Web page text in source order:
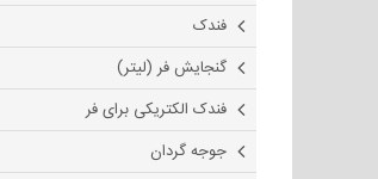
فندک
گنجایش فر (لیتر)
فندک الکتریکی برای فر
جوجه گردان